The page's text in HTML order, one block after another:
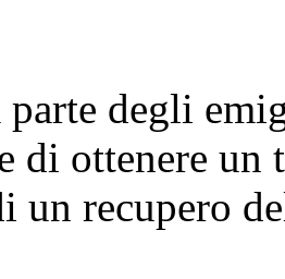
parte degli
di ottenere
un recupero